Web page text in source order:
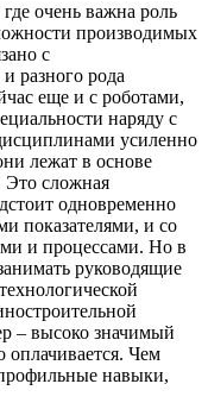
очень важна роль
производимых
с
разного рода
еще и с роботами,
наряду с
усиленно
лежат в основе
Это сложная
одновременно
показателями, и со
и процессами. Но в
руководящие
– высоко значимый
оплачивается. Чем
навыки,